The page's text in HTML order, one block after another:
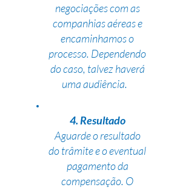
negociações com as
companhias aéreas e
encaminhamos o
processo. Dependendo
do caso, talvez haverá
uma audiência.
4. Resultado
Aguarde o resultado
do trâmite e o eventual
pagamento da
compensação. O